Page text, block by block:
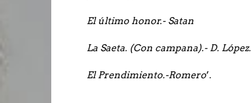
El último honor.- Satan
La Saeta. (Con campana).- D. López.
El Prendimiento.-Romero’.